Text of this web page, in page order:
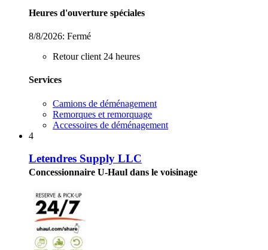
Heures d'ouverture spéciales
8/8/2026: Fermé
Retour client 24 heures
Services
Camions de déménagement
Remorques et remorquage
Accessoires de déménagement
4
Letendres Supply LLC
Concessionnaire U-Haul dans le voisinage